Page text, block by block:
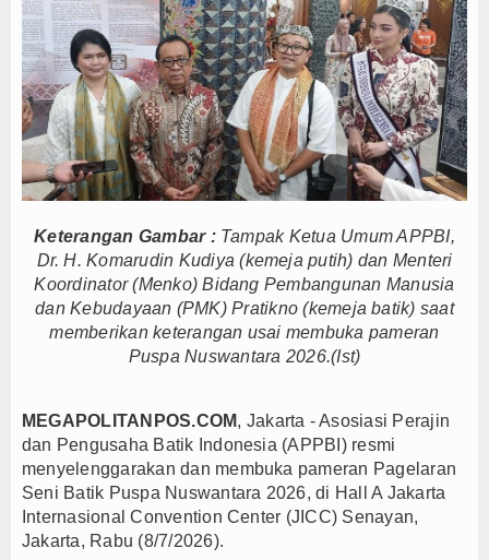
Persib Gagal Juara, Ateng Sutisna Ajak
Bupati Majalengka Ajak Ribuan Bobotoh Doakan
Ateng Sutisna Satukan Ribuan Bobotoh, Nobar
SIAL Food & Drinks Indonesia 2026 Perkuat
Kapolres Majalengka Ajak Bobotoh Junjung
Munjirin Panen Padi Ciherang di Cakung, Urban
Interupsi PDIP Warnai Paripurna APBD
Bupati Majalengka Beberkan Hasil Paripurna
APBD Majalengka 2026 Naik Jadi Rp 3,14 Triliun,
Persib Gagal Juara, Ateng Sutisna Ajak
Bupati Majalengka Ajak Ribuan Bobotoh Doakan
SIAL Food & Drinks Indonesia 2026 Perkuat
Kapolres Majalengka Ajak Bobotoh Junjung
Munjirin Panen Padi Ciherang di Cakung, Urban
PTPN I Ubah Aset Jadi Mesin Pertumbuhan,
Interupsi PDIP Warnai Paripurna APBD
Keterangan Gambar :Tampak Ketua Umum APPBI,
Dr. H. Komarudin Kudiya (kemeja putih) dan Menteri
Koordinator (Menko) Bidang Pembangunan Manusia
dan Kebudayaan (PMK) Pratikno (kemeja batik) saat
memberikan keterangan usai membuka pameran
Puspa Nuswantara 2026.(Ist)
MEGAPOLITANPOS.COM, Jakarta - Asosiasi Perajin
dan Pengusaha Batik Indonesia (APPBI) resmi
menyelenggarakan dan membuka pameran Pagelaran
Seni Batik Puspa Nuswantara 2026, di Hall A Jakarta
Internasional Convention Center (JICC) Senayan,
Jakarta, Rabu (8/7/2026).